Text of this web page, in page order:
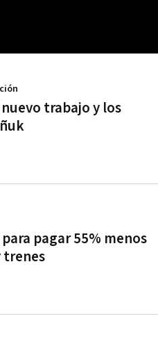
trabajo y los
pagar 55% menos
trenes